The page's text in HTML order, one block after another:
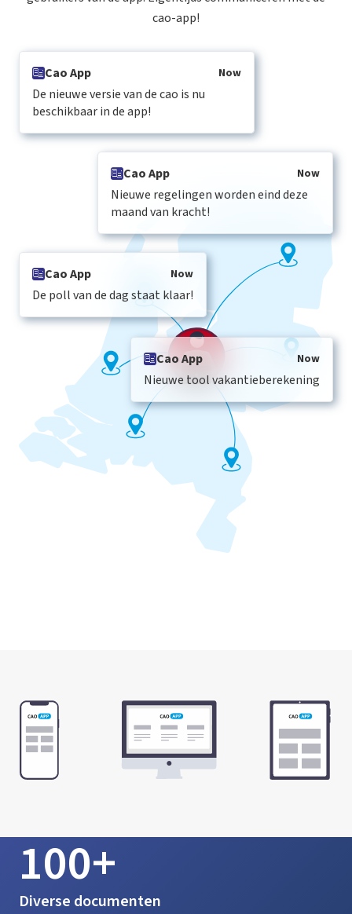
cao-app!
Cao App Now
De nieuwe versie van de cao is nu
beschikbaar in de app!
Cao App Now
Nieuwe regelingen worden eind deze
maand van kracht!
Cao App Now
De poll van de dag staat klaar!
Cao App Now
Nieuwe tool vakantieberekening
100+
Diverse documenten